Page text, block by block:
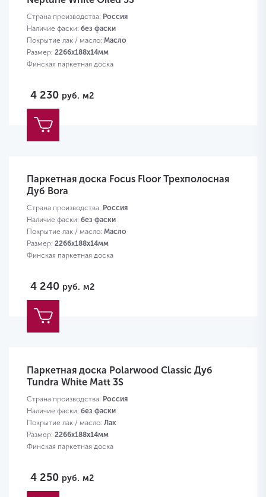
Страна производства: Россия
Наличие фаски: без фаски
Покрытие лак / масло: Масло
Размер: 2266х188х14мм
Финская паркетная доска
4 230 руб. м2
Паркетная доска Focus Floor Трехполосная
Дуб Bora
Страна производства: Россия
Наличие фаски: без фаски
Покрытие лак / масло: Масло
Размер: 2266х188х14мм
Финская паркетная доска
4 240 руб. м2
Паркетная доска Polarwood Classic Дуб
Tundra White Matt 3S
Страна производства: Россия
Наличие фаски: без фаски
Покрытие лак / масло: Лак
Размер: 2266х188х14мм
Финская паркетная доска
4 250 руб. м2